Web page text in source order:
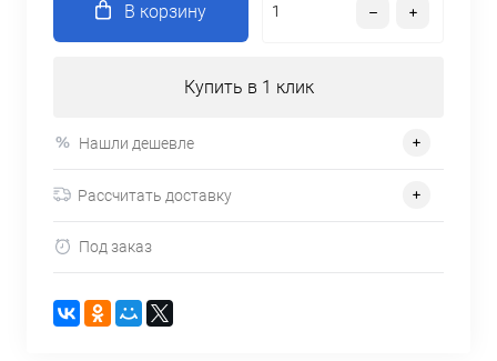
В корзину
Купить в 1 клик
Нашли дешевле
Рассчитать доставку
Под заказ